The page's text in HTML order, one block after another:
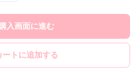
購入画面に進む
ートに追加する